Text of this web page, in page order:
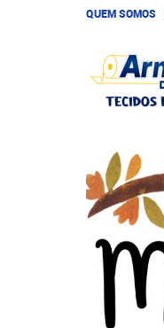
QUEM SOMOS